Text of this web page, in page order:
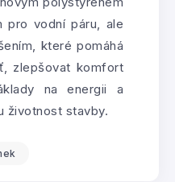
pro vodní páru, ale
které pomáhá
zlepšovat komfort
na energii a
životnost stavby.